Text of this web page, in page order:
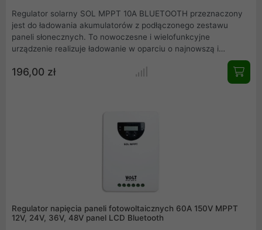
Regulator solarny SOL MPPT 10A BLUETOOTH przeznaczony
jest do ładowania akumulatorów z podłączonego zestawu
paneli słonecznych. To nowoczesne i wielofunkcyjne
urządzenie realizuje ładowanie w oparciu o najnowszą i
optymalizacji procesu ładowania, regulator skutecznie wydłuża
196,00 zł
Regulator napięcia paneli fotowoltaicznych 60A 150V MPPT
12V, 24V, 36V, 48V panel LCD Bluetooth